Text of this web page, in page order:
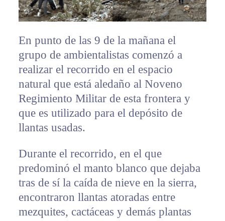
En punto de las 9 de la mañana el
grupo de ambientalistas comenzó a
realizar el recorrido en el espacio
natural que está aledaño al Noveno
Regimiento Militar de esta frontera y
que es utilizado para el depósito de
llantas usadas.
Durante el recorrido, en el que
predominó el manto blanco que dejaba
tras de sí la caída de nieve en la sierra,
encontraron llantas atoradas entre
mezquites, cactáceas y demás plantas